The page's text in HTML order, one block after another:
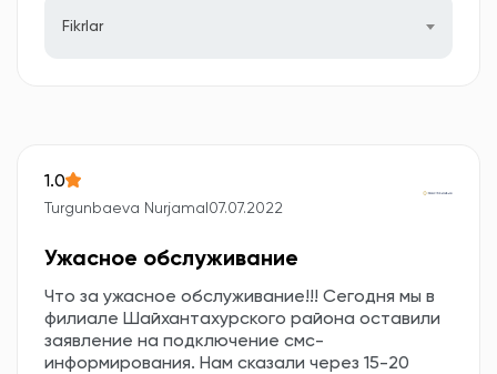
Fikrlar
1.0
Turgunbaeva Nurjamal 07.07.2022
Ужасное обслуживание
Что за ужасное обслуживание!!! Сегодня мы в
филиале Шайхантахурского района оставили
заявление на подключение смс-
информирования. Нам сказали через 15-20